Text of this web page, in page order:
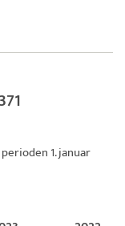
1. januar